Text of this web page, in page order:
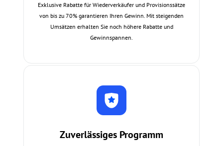
Exklusive Rabatte für Wiederverkäufer und Provisionssätze
von bis zu 70% garantieren Ihren Gewinn. Mit steigenden
Umsätzen erhalten Sie noch höhere Rabatte und
Gewinnspannen.
Zuverlässiges Programm